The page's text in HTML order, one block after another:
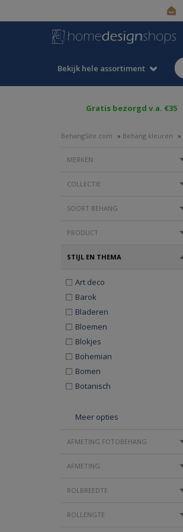
Bekijk hele assortiment
Gratis bezorgd v.a. €35
BehangSite.com » Behang kleuren »
MERKEN
COLLECTIE
SOORT BEHANG
PRODUCT
STIJL EN THEMA
Art deco
Barok
Bladeren
Bloemen
Blokjes
Bohemian
Bomen
Botanisch
Meer opties
AFMETING FOTOBEHANG
AFMETING
ROLBREEDTE
ROLLENGTE